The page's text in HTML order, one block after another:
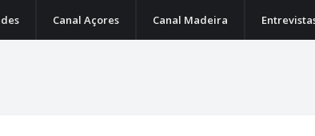
Canal Açores Canal Madeira